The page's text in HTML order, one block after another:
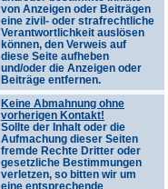
von Anzeigen oder Beiträgen
eine zivil- oder strafrechtliche
Verantwortlichkeit auslösen
können, den Verweis auf
diese Seite aufheben
und/oder die Anzeigen oder
Beiträge entfernen.
Keine Abmahnung ohne
vorherigen Kontakt!
Sollte der Inhalt oder die
Aufmachung dieser Seiten
fremde Rechte Dritter oder
gesetzliche Bestimmungen
verletzen, so bitten wir um